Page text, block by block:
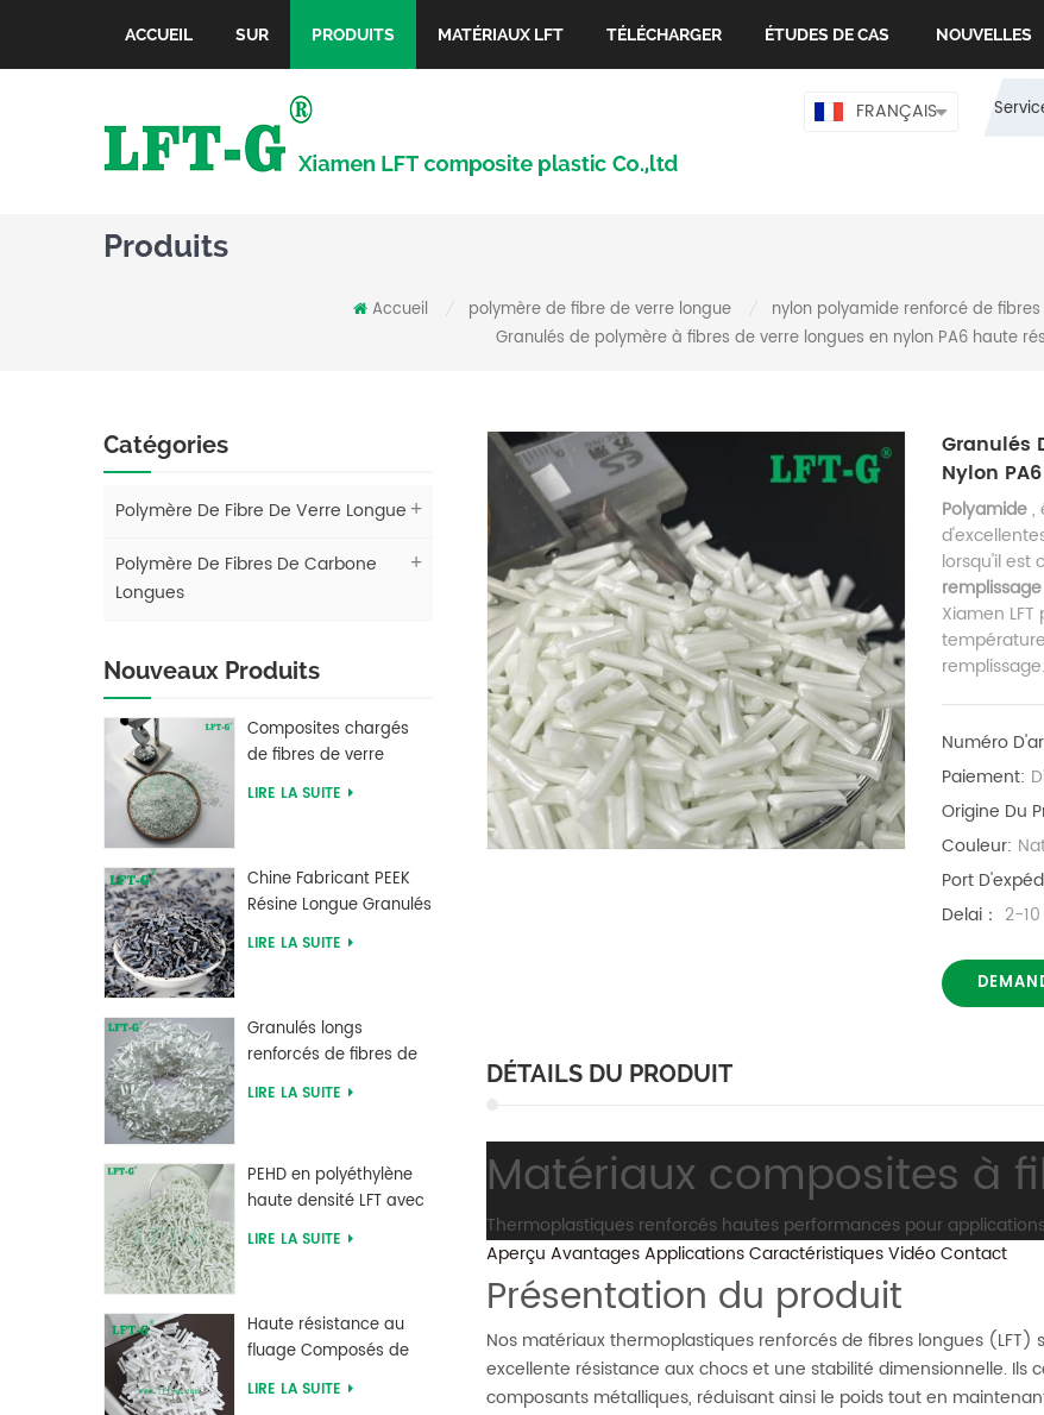
ACCUEIL SUR PRODUITS MATÉRIAUX LFT TÉLÉCHARGER ÉTUDES DE CAS NOUVELLES
FRANÇAIS
Produits
Accueil polymère de fibre de verre longue nylon polyamide renforcé de
Granulés de polymère à fibres de verre longues en nylon PA6 haute
Catégories
Polymère De Fibre De Verre Longue
Polymère De Fibres De Carbone
Longues
Nouveaux Produits
Composites chargés
de fibres de verre
longues en
LIRE LA SUITE
Chine Fabricant PEEK
Résine Longue Granulés
Renforcés De Fibres De
LIRE LA SUITE
Granulés longs
renforcés de fibres de
verre PLA à acide
LIRE LA SUITE
PEHD en polyéthylène
haute densité LFT avec
longue fibre de verre
LIRE LA SUITE
Haute résistance au
fluage Composés de
fibres de verre longues
LIRE LA SUITE
Granulés
Nylon
Polyamide,
lorsqu'il est
remplissage
Xiamen
remplissage.
Numéro
Paiement:
Origine Du
Couleur:
Port
Delai： 2-
DÉTAILS DU PRODUIT
Matériaux composites à
Thermoplastiques renforcés hautes performances pour
Aperçu AvantagesApplicationsCaractéristiquesVidéoContact
Présentation du produit
Nos matériaux thermoplastiques renforcés de fibres longues
excellente résistance aux chocs et une stabilité dimensionnelle.
composants métalliques, réduisant ainsi le poids tout en